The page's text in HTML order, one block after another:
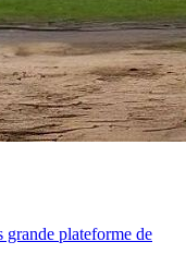
plateforme de